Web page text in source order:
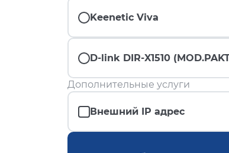
Keenetic Viva
D-link DIR-X1510
Дополнительные услуги
Внешний IP адрес